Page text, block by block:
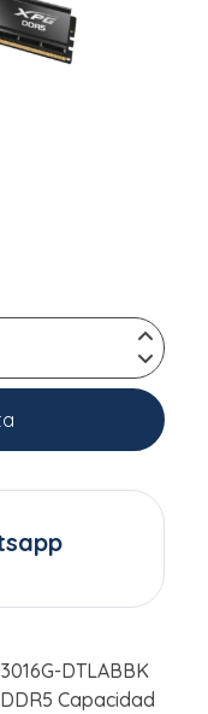
DTLABBK
Capacidad